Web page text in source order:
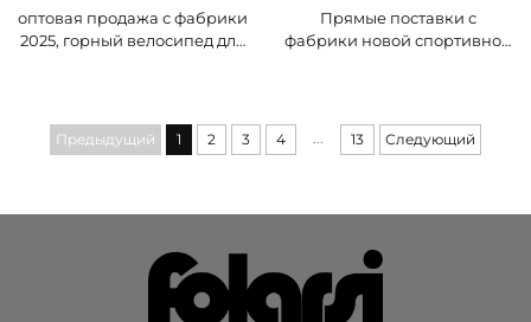
оптовая продажа с фабрики
2025, горный велосипед для
обычные педали, колесо 16",
популярный
Прямые поставки с
фабрики новой спортивной
вилка с системой заднего
педального тормоза
Предыдущий 1 2 3 4 ... 13 Следующий